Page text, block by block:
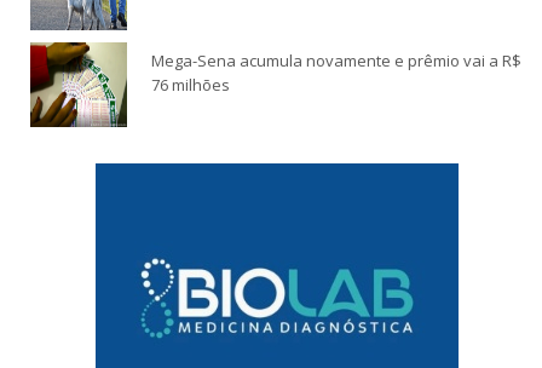
Mega-Sena acumula novamente e prêmio vai a R$
76 milhões